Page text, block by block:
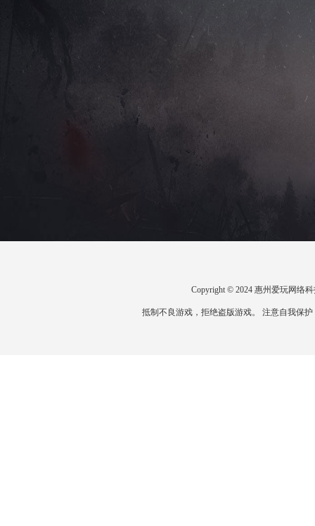
Copyright © 2024 惠州爱玩网络
抵制不良游戏，拒绝盗版游戏。 注意自我保